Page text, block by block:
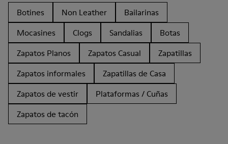
Botines Non Leather
Bailarinas
Mocasines
Clogs Sandalias
Botas
Zapatos Planos
Zapatos Casual
Zapatillas
Zapatos informales
Zapatillas de Casa
Zapatos de vestir
Plataformas / Cuñas
Zapatos de tacón